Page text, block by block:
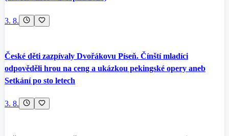
3. 8.
České děti zazpívaly Dvořákovu Píseň. Čínští mladíci
odpověděli hrou na ceng a ukázkou pekingské opery aneb
Setkání po sto letech
3. 8.